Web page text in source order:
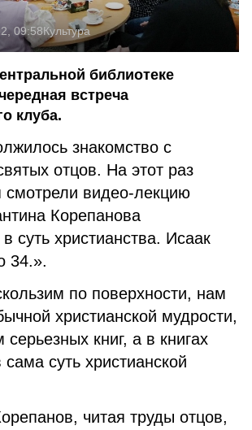
09:58Культура
библиотеке
встреча
клуба.
знакомство с
отцов. На этот раз
смотрели видео-лекцию
Корепанова
суть христианства. Исаак
34.».
по поверхности, нам
христианской мудрости,
книг, а в книгах
суть христианской
читая труды отцов,